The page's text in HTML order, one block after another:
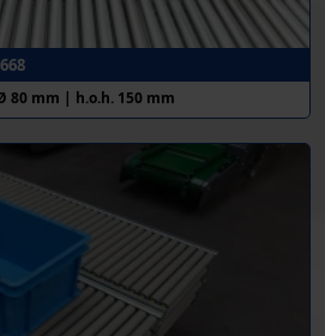
80 mm | h.o.h. 150 mm